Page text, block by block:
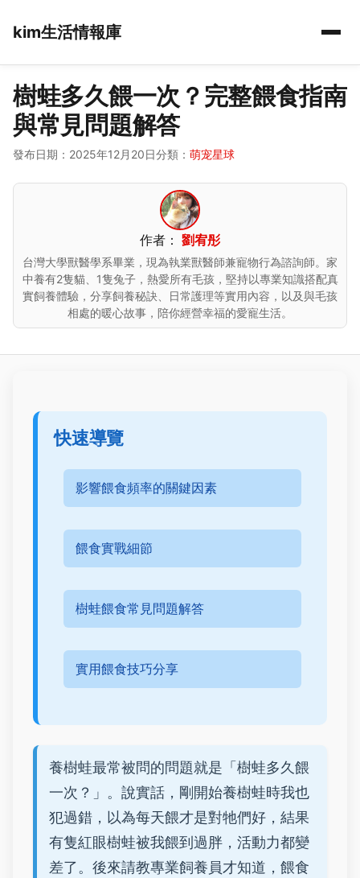
kim生活情報庫
樹蛙多久餵一次？完整餵食指南
與常見問題解答
發布日期：2025年12月20日分類： 萌宠星球
作者： 劉宥彤
台灣大學獸醫學系畢業，現為執業獸醫師兼寵物行為諮詢師。家
中養有2隻貓、1隻兔子，熱愛所有毛孩，堅持以專業知識搭配真
實飼養體驗，分享飼養秘訣、日常護理等實用內容，以及與毛孩
相處的暖心故事，陪你經營幸福的愛寵生活。
快速導覽
影響餵食頻率的關鍵因素
餵食實戰細節
樹蛙餵食常見問題解答
實用餵食技巧分享
養樹蛙最常被問的問題就是「樹蛙多久餵
一次？」。說實話，剛開始養樹蛙時我也
犯過錯，以為每天餵才是對牠們好，結果
有隻紅眼樹蛙被我餵到過胖，活動力都變
差了。後來請教專業飼養員才知道，餵食